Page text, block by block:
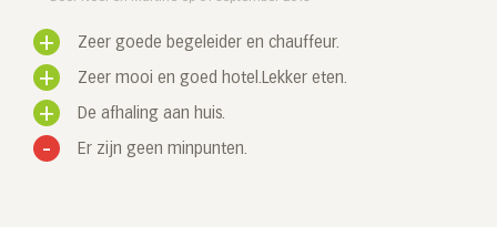
Zeer goede begeleider en chauffeur.
Zeer mooi en goed hotel.Lekker eten.
De afhaling aan huis.
Er zijn geen minpunten.